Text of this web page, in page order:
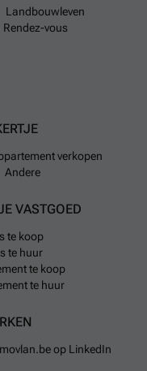
Landbouwleven
Rendez-vous
verkopen
Andere
VASTGOED
te koop
te huur
te koop
te huur
op LinkedIn